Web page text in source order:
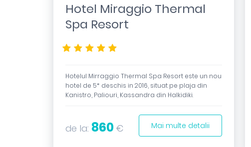
Hotel Miraggio Thermal
Spa Resort
Hotelul Mirraggio Thermal Spa Resort este un nou
hotel de 5* deschis in 2016, situat pe plaja din
Kanistro, Paliouri, Kassandra din Halkidiki.
de la: 860 € Mai multe detalii